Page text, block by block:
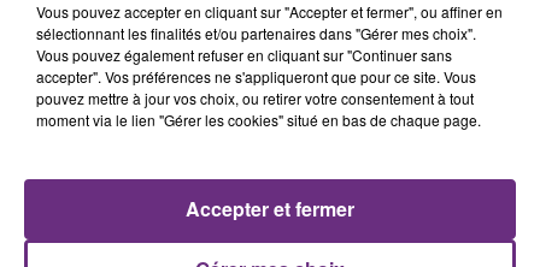
17h43
17h43 17h41
17h41
Vous pouvez accepter en cliquant sur "Accepter et fermer", ou affiner en
sélectionnant les finalités et/ou partenaires dans "Gérer mes choix".
Vous pouvez également refuser en cliquant sur "Continuer sans
accepter". Vos préférences ne s'appliqueront que pour ce site. Vous
pouvez mettre à jour vos choix, ou retirer votre consentement à tout
moment via le lien "Gérer les cookies" situé en bas de chaque page.
Accepter et fermer